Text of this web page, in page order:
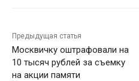
Предыдущая статья
Москвичку оштрафовали на
10 тысяч рублей за съемку
на акции памяти